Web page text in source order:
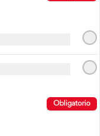
Obligatorio